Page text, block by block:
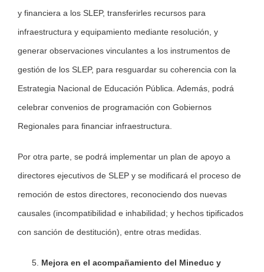
y financiera a los SLEP, transferirles recursos para
infraestructura y equipamiento mediante resolución, y
generar observaciones vinculantes a los instrumentos de
gestión de los SLEP, para resguardar su coherencia con la
Estrategia Nacional de Educación Pública. Además, podrá
celebrar convenios de programación con Gobiernos
Regionales para financiar infraestructura.
Por otra parte, se podrá implementar un plan de apoyo a
directores ejecutivos de SLEP y se modificará el proceso de
remoción de estos directores, reconociendo dos nuevas
causales (incompatibilidad e inhabilidad; y hechos tipificados
con sanción de destitución), entre otras medidas.
Mejora en el acompañamiento del Mineduc y